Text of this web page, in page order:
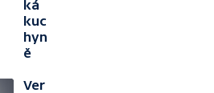
ká
kuc
hyn
ě
Ver